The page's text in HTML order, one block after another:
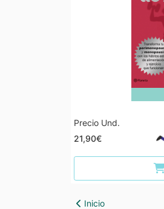
Precio Und.
21,90€
Inicio